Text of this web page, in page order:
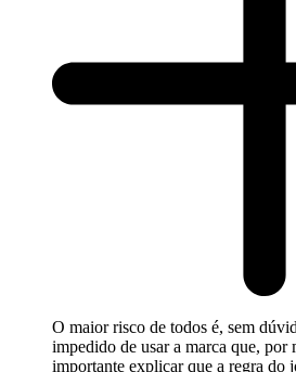
O maior risco de todos é, sem
impedido de usar a marca que, por
importante explicar que a regra do